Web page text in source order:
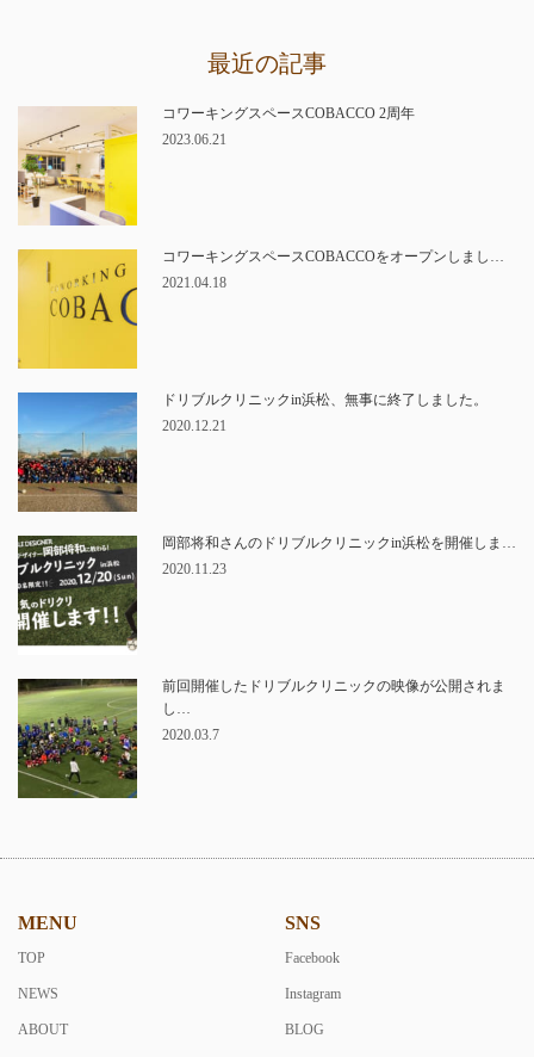
最近の記事
コワーキングスペースCOBACCO 2周年
2023.06.21
コワーキングスペースCOBACCOをオープンしまし…
2021.04.18
ドリブルクリニックin浜松、無事に終了しました。
2020.12.21
岡部将和さんのドリブルクリニックin浜松を開催しま…
2020.11.23
前回開催したドリブルクリニックの映像が公開されま
し…
2020.03.7
MENU
TOP
NEWS
ABOUT
SNS
Facebook
Instagram
BLOG